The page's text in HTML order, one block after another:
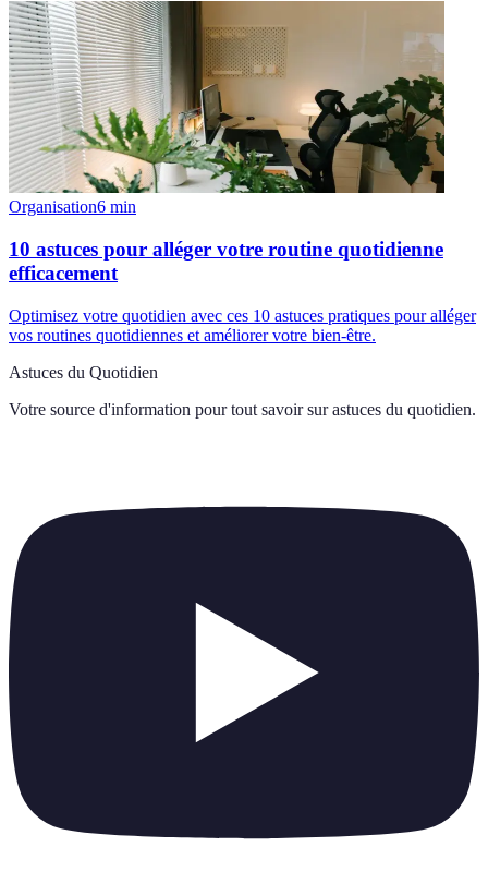
Organisation6 min
10 astuces pour alléger votre routine quotidienne
efficacement
Optimisez votre quotidien avec ces 10 astuces pratiques pour alléger
vos routines quotidiennes et améliorer votre bien-être.
Astuces du Quotidien
Votre source d'information pour tout savoir sur astuces du quotidien.